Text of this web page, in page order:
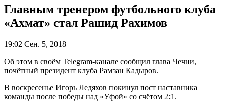
Главным тренером футбольного клуба
«Ахмат» стал Рашид Рахимов
19:02 Сен. 5, 2018
Об этом в своём Telegram-канале сообщил глава Чечни,
почётный президент клуба Рамзан Кадыров.
В воскресенье Игорь Ледяхов покинул пост наставника
команды после победы над «Уфой» со счётом 2:1.